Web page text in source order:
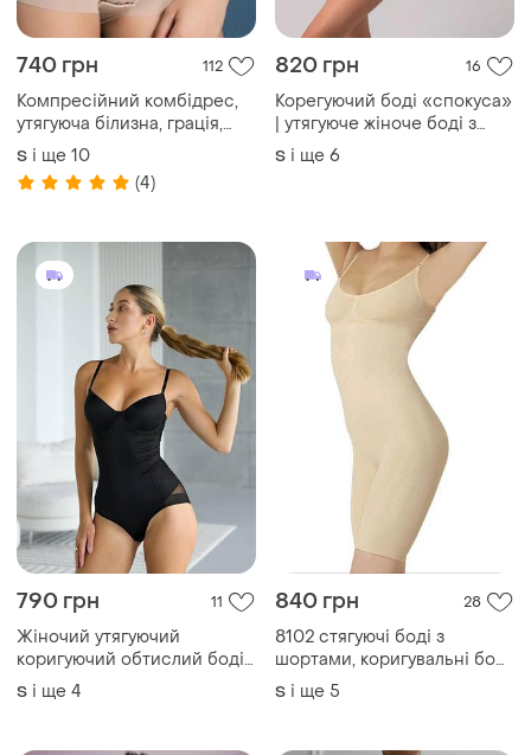
740 грн 112
Компресійний комбідрес,
утягуюча білизна, грація,
боді
S і ще 10
(4)
820 грн 16
Корегуючий боді «спокуса»
| утягуюче жіноче боді з
чашками та кісточками
S і ще 6
790 грн 11
Жіночий утягуючий
коригуючий обтислий боді
комбідрес чорний
S і ще 4
840 грн 28
8102 стягуючі боді з
шортами, коригувальні боді,
формують боді, грація
стягуюча, моделюючий боді
S і ще 5